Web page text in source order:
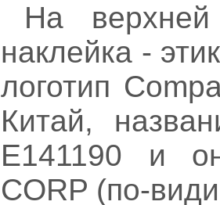
На
наклейка -
логотип
Китай,
E141190 и
CORP (по-